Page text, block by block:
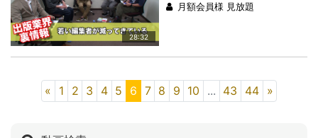
28:32
月額会員様 見放題
« 1 2 3 4 5 6 7 8 9 10 ... 43 44 »